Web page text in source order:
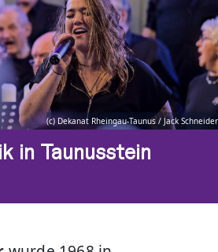
(c) Dekanat Rheingau-Taunus / Jack Schneider
in Taunusstein